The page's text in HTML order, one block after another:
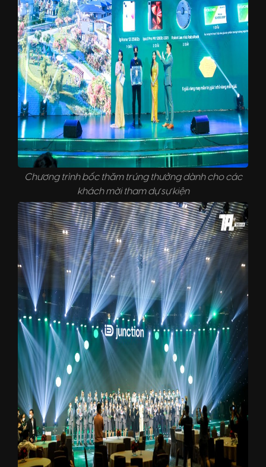
Chương trình bốc thăm trúng thưởng dành cho các
khách mời tham dự sự kiện